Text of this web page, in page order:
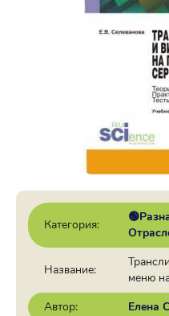
Категория:
Название:
меню
Автор:
Елена